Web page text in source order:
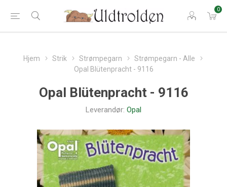
0
Hjem Strik Strømpegarn
Strømpegarn - Alle
Opal Blütenpracht - 9116
Opal Blütenpracht - 9116
Leverandør: Opal